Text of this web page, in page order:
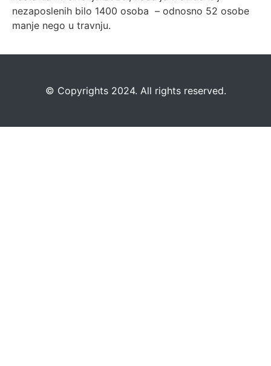
nezaposlenih bilo 1400 osoba – odnosno 52 osobe
manje nego u travnju.
©️ Copyrights 2024. All rights reserved.